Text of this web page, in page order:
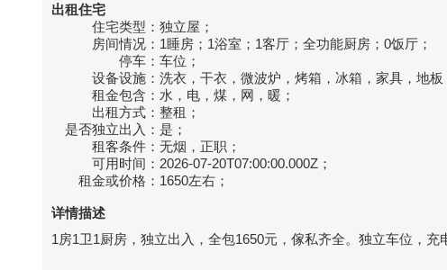
出租住宅
住宅类型： 独立屋；
房间情况： 1睡房；1浴室；1客厅；全功能厨房；0饭厅；
停车： 车位；
设备设施： 洗衣，干衣，微波炉，烤箱，冰箱，家具，地板
租金包含： 水，电，煤，网，暖；
出租方式： 整租；
是否独立出入： 是；
租客条件： 无烟，正职；
可用时间： 2026-07-20T07:00:00.000Z；
租金或价格： 1650左右；
详情描述
1房1卫1厨房，独立出入，全包1650元，傢私齐全。独立车位，